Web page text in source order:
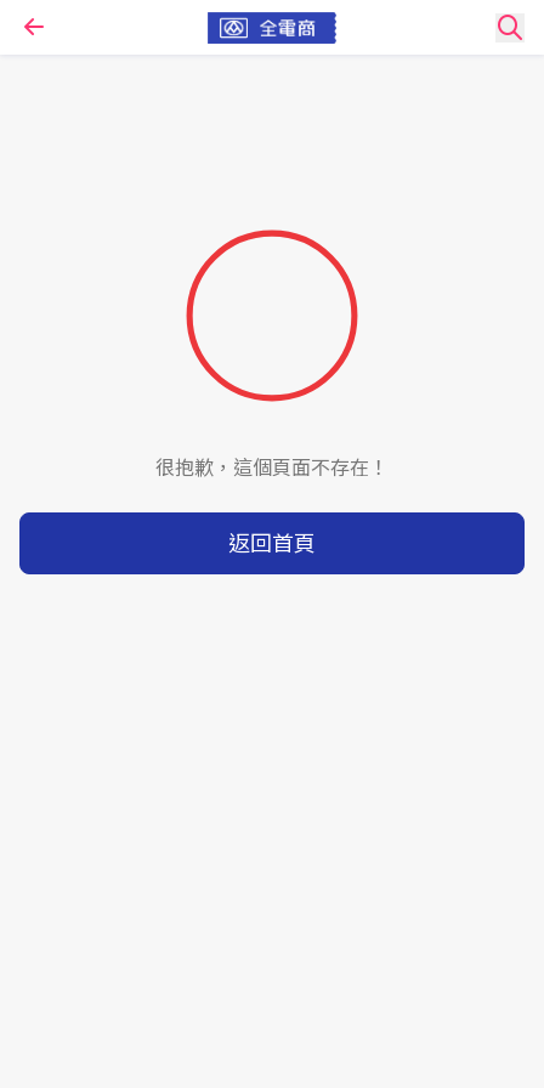
很抱歉，這個頁面不存在！
返回首頁